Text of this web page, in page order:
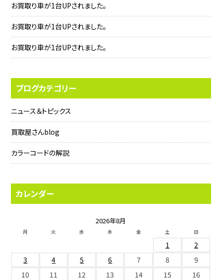
お買取り車が1台UPされました。
お買取り車が1台UPされました。
お買取り車が1台UPされました。
ブログカテゴリー
ニュース＆トピックス
買取屋さんblog
カラーコードの解説
カレンダー
2026年8月
月 火 水 木 金 土 日
1
2
3
4 5 6 7 8
9
10
11 12 13 14 15
16